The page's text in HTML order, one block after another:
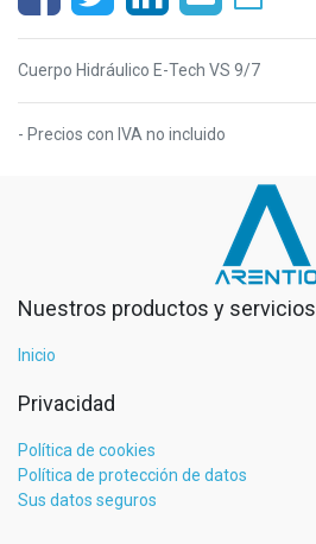
Cuerpo Hidráulico E-Tech VS 9/7
- Precios con IVA no incluido
Nuestros productos y servicios
Inicio
Privacidad
Política de cookies
Política de protección de datos
Sus datos seguros